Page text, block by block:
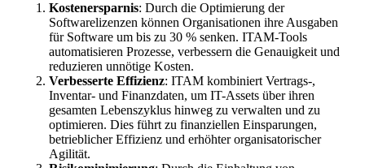
Kostenersparnis: Durch die Optimierung der
Softwarelizenzen können Organisationen ihre Ausgaben
für Software um bis zu 30 % senken. ITAM-Tools
automatisieren Prozesse, verbessern die Genauigkeit und
reduzieren unnötige Kosten.
Verbesserte Effizienz: ITAM kombiniert Vertrags-,
Inventar- und Finanzdaten, um IT-Assets über ihren
gesamten Lebenszyklus hinweg zu verwalten und zu
optimieren. Dies führt zu finanziellen Einsparungen,
betrieblicher Effizienz und erhöhter organisatorischer
Agilität.